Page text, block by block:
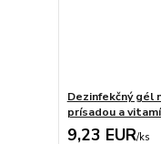
Dezinfekčný gél
prísadou a
9,23 EUR/ks